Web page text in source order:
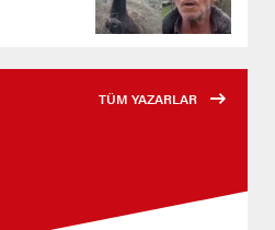
TÜM YAZARLAR